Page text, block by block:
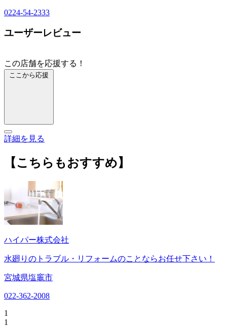
0224-54-2333
ユーザーレビュー
この店舗を応援する！
ここから応援
詳細を見る
【こちらもおすすめ】
ハイパー株式会社
水廻りのトラブル・リフォームのことならお任せ下さい！
宮城県塩竈市
022-362-2008
1
1